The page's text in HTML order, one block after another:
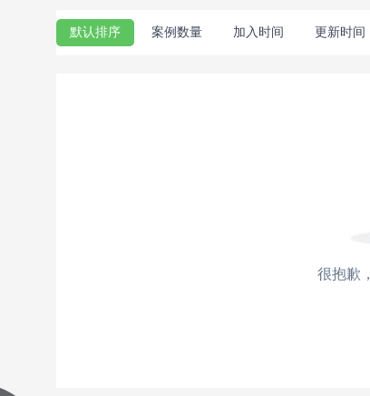
默认排序 案例数量 加入时间 更新时间
很抱歉